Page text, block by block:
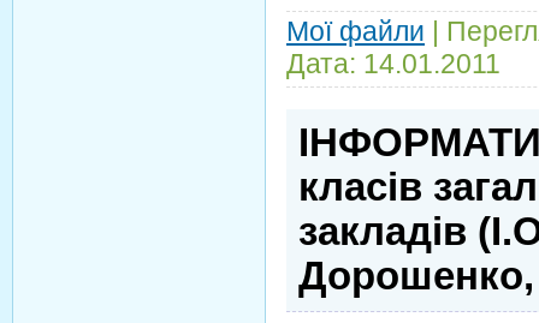
Мої файли
Дата: 14.01.2011
класів
закладів